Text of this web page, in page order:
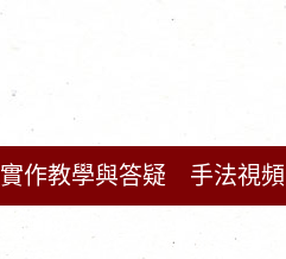
實作教學與答疑 手法視頻